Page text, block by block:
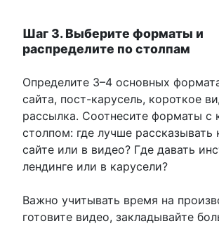
Шаг 3. Выберите форматы и
распределите по столпам
Определите 3–4 основных
сайта, пост-карусель, короткое
рассылка. Соотнесите форматы с
столпом: где лучше
сайте или в видео? Где давать
лендинге или в карусели?
Важно учитывать время на
готовите видео, закладывайте